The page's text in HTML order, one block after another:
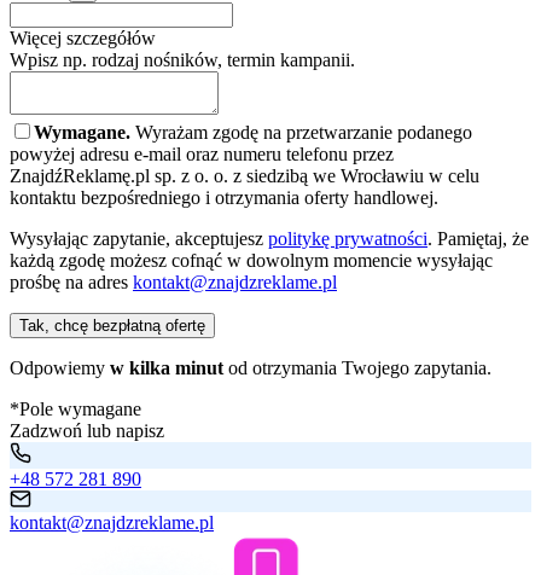
Więcej szczegółów
Wpisz np. rodzaj nośników, termin kampanii.
Wymagane. Wyrażam zgodę na przetwarzanie podanego
powyżej adresu e-mail oraz numeru telefonu przez
ZnajdźReklamę.pl sp. z o. o. z siedzibą we Wrocławiu w celu
kontaktu bezpośredniego i otrzymania oferty handlowej.
Wysyłając zapytanie, akceptujesz politykę prywatności. Pamiętaj, że
każdą zgodę możesz cofnąć w dowolnym momencie wysyłając
prośbę na adres kontakt@znajdzreklame.pl
Tak, chcę bezpłatną ofertę
Odpowiemy w kilka minut od otrzymania Twojego zapytania.
*Pole wymagane
Zadzwoń lub napisz
+48 572 281 890
kontakt@znajdzreklame.pl